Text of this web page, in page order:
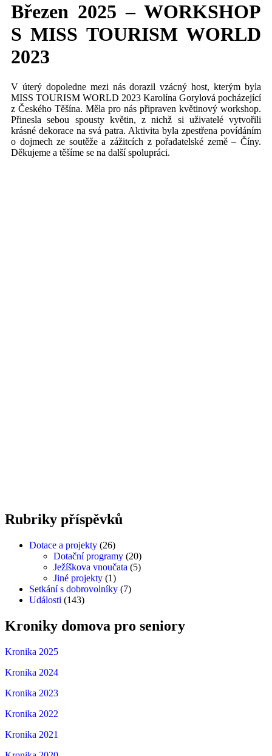
Březen 2025 – WORKSHOP
S MISS TOURISM WORLD
2023
V úterý dopoledne mezi nás dorazil vzácný host, kterým byla
MISS TOURISM WORLD 2023 Karolína Gorylová pocházející
z Českého Těšína. Měla pro nás připraven květinový workshop.
Přinesla sebou spousty květin, z nichž si uživatelé vytvořili
krásné dekorace na svá patra. Aktivita byla zpestřena povídáním
o dojmech ze soutěže a zážitcích z pořadatelské země – Číny.
Děkujeme a těšíme se na další spolupráci.
Rubriky příspěvků
Dotace a projekty (26)
Dotační programy (20)
Ježíškova vnoučata (5)
Jiné projekty (1)
Setkání s dobrovolníky (7)
Události (143)
Kroniky domova pro seniory
Kronika 2025
Kronika 2024
Kronika 2023
Kronika 2022
Kronika 2021